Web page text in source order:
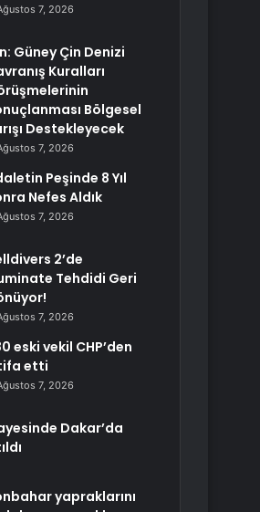
7, 2026
Güney Çin Denizi
Kuralları
Bölgesel
Destekleyecek
7, 2026
Peşinde 8 Yıl
Nefes Aldık
7, 2026
2’de
Tehdidi Geri
7, 2026
eski vekil CHP’den
etti
7, 2026
Dakar’da
yapraklarını